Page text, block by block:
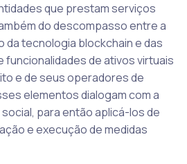
que prestam serviços
do descompasso entre a
da tecnologia blockchain e das
funcionalidades de ativos virtuais
e de seus operadores de
elementos dialogam com a
para então aplicá-los de
e execução de medidas